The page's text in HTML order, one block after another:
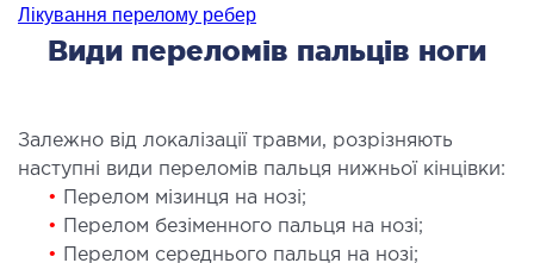
пазух
лікування захворювань та патологій
хірургія обличчя
хірургія тіла
Лікування перелому ребер
Види переломів пальців ноги
Залежно від локалізації травми, розрізняють
наступні види переломів пальця нижньої кінцівки:
•
Перелом мізинця на нозі;
•
Перелом безіменного пальця на нозі;
•
Перелом середнього пальця на нозі;